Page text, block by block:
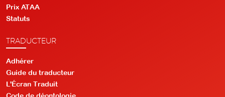
Prix ATAA
Statuts
TRADUCTEUR
Adhérer
Guide du traducteur
L'Écran Traduit
Code de déontologie